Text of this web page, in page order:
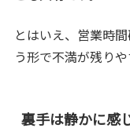
とはいえ、営業時
う形で不満が残り
裏手は静かに感